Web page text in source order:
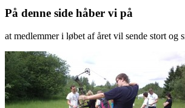
På denne side håber vi på
at medlemmer i løbet af året vil sende stort og